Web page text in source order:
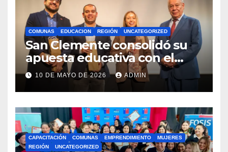
COMUNAS EDUCACION REGIÓN UNCATEGORIZED
San Clemente consolidó su
apuesta educativa con el
lanzamiento del
Preuniversitario Brotes 2026
10 DE MAYO DE 2026 ADMIN
CAPACITACIÓN COMUNAS EMPRENDIMIENTO
MUJERES
REGIÓN
UNCATEGORIZED